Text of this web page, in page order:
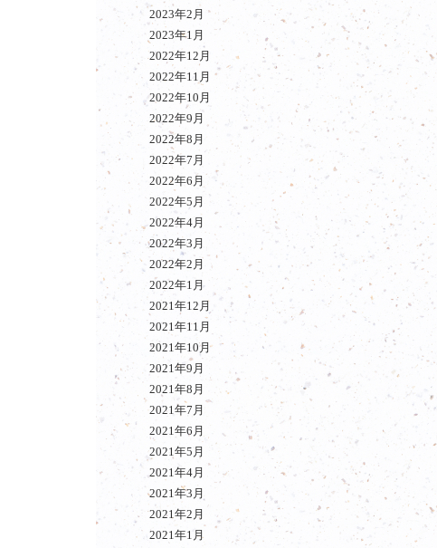
2023年2月
2023年1月
2022年12月
2022年11月
2022年10月
2022年9月
2022年8月
2022年7月
2022年6月
2022年5月
2022年4月
2022年3月
2022年2月
2022年1月
2021年12月
2021年11月
2021年10月
2021年9月
2021年8月
2021年7月
2021年6月
2021年5月
2021年4月
2021年3月
2021年2月
2021年1月